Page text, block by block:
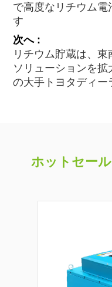
で高度なリチウム電
す
次へ :
リチウム貯蔵は、
ソリューションを
の大手トヨタディー
ホットセー